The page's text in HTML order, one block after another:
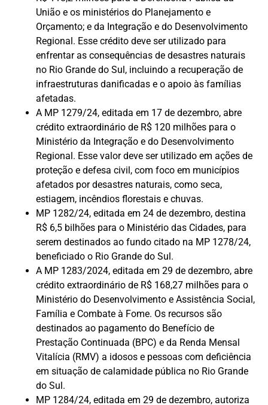
União e os ministérios do Planejamento e
Orçamento; e da Integração e do Desenvolvimento
Regional. Esse crédito deve ser utilizado para
enfrentar as consequências de desastres naturais
no Rio Grande do Sul, incluindo a recuperação de
infraestruturas danificadas e o apoio às famílias
afetadas.
A MP 1279/24, editada em 17 de dezembro, abre
crédito extraordinário de R$ 120 milhões para o
Ministério da Integração e do Desenvolvimento
Regional. Esse valor deve ser utilizado em ações de
proteção e defesa civil, com foco em municípios
afetados por desastres naturais, como seca,
estiagem, incêndios florestais e chuvas.
MP 1282/24, editada em 24 de dezembro, destina
R$ 6,5 bilhões para o Ministério das Cidades, para
serem destinados ao fundo citado na MP 1278/24,
beneficiado o Rio Grande do Sul.
A MP 1283/2024, editada em 29 de dezembro, abre
crédito extraordinário de R$ 168,27 milhões para o
Ministério do Desenvolvimento e Assistência Social,
Família e Combate à Fome. Os recursos são
destinados ao pagamento do Benefício de
Prestação Continuada (BPC) e da Renda Mensal
Vitalícia (RMV) a idosos e pessoas com deficiência
em situação de calamidade pública no Rio Grande
do Sul.
MP 1284/24, editada em 29 de dezembro, autoriza